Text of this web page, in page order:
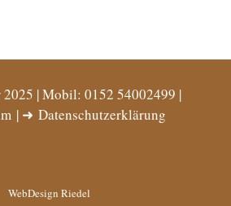
| Mobil: 0152 54002499 |
| ➜ Datenschutzerklärung
WebDesign Riedel